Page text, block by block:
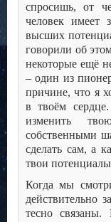
спросишь, от
человек имеет
высших
говорили об
некоторые ещё
– один из
причине, что я
в твоём
изменить
собственными
сделать сам, а
твои
Когда мы
действительно
тесно